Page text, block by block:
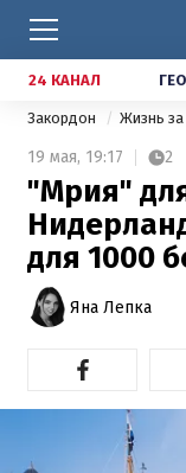
24 КАНАЛ
Закордон Жизнь за
19 мая, 19:17 2
"‎Мрия"
для 1000
Яна Лепка